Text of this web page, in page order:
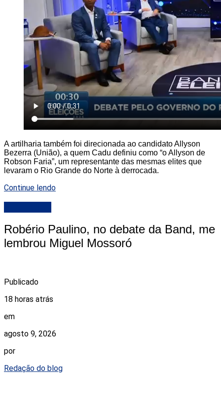
A artilharia também foi direcionada ao candidato Allyson
Bezerra (União), a quem Cadu definiu como “o Allyson de
Robson Faria”, um representante das mesmas elites que
levaram o Rio Grande do Norte à derrocada.
Continue lendo
Robério Paulino, no debate da Band, me
lembrou Miguel Mossoró
Publicado
18 horas atrás
em
agosto 9, 2026
por
Redação do blog